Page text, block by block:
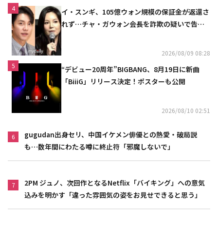
4
イ・スンギ、105億ウォン規模の保証金が返還さ
れず…チャ・ガウォン会長を詐欺の疑いで告訴
2026/08/09 08:28
5
“デビュー20周年”BIGBANG、8月19日に新曲
「BiiiG」リリース決定！ポスターも公開
2026/08/10 02:51
6
gugudan出身セリ、中国イケメン俳優との熱愛・破局説
も…数年間にわたる噂に終止符「邪魔しないで」
7
2PM ジュノ、次回作となるNetflix「バイキング」への意気
込みを明かす「違った雰囲気の姿をお見せできると思う」